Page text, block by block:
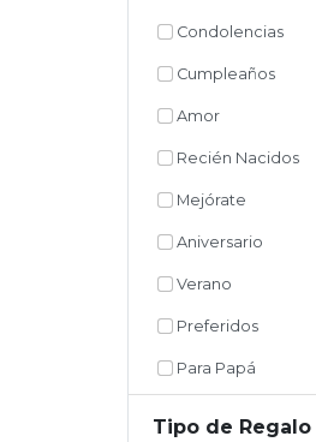
Condolencias
Cumpleaños
Amor
Recién Nacidos
Mejórate
Aniversario
Verano
Preferidos
Para Papá
Tipo de Regalo